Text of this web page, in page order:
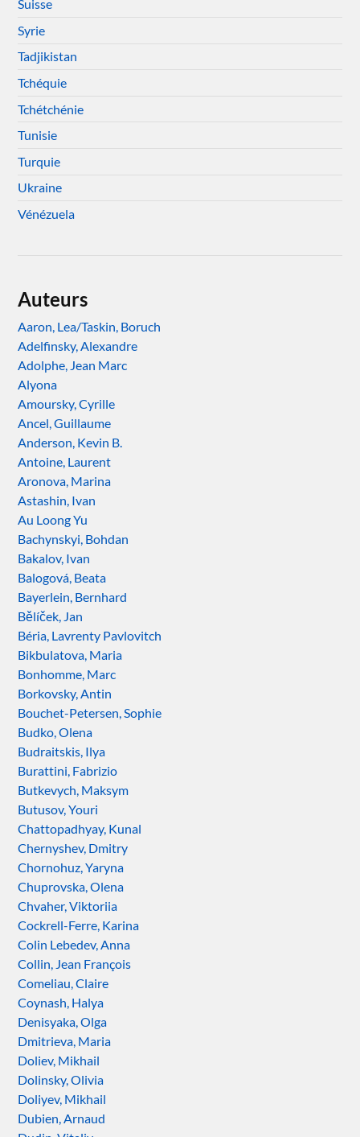
Suisse
Syrie
Tadjikistan
Tchéquie
Tchétchénie
Tunisie
Turquie
Ukraine
Vénézuela
Auteurs
Aaron, Lea/Taskin, Boruch
Adelfinsky, Alexandre
Adolphe, Jean Marc
Alyona
Amoursky, Cyrille
Ancel, Guillaume
Anderson, Kevin B.
Antoine, Laurent
Aronova, Marina
Astashin, Ivan
Au Loong Yu
Bachynskyi, Bohdan
Bakalov, Ivan
Balogová, Beata
Bayerlein, Bernhard
Bělíček, Jan
Béria, Lavrenty Pavlovitch
Bikbulatova, Maria
Bonhomme, Marc
Borkovsky, Antin
Bouchet-Petersen, Sophie
Budko, Olena
Budraitskis, Ilya
Burattini, Fabrizio
Butkevych, Maksym
Butusov, Youri
Chattopadhyay, Kunal
Chernyshev, Dmitry
Chornohuz, Yaryna
Chuprovska, Olena
Chvaher, Viktoriia
Cockrell-Ferre, Karina
Colin Lebedev, Anna
Collin, Jean François
Comeliau, Claire
Coynash, Halya
Denisyaka, Olga
Dmitrieva, Maria
Doliev, Mikhail
Dolinsky, Olivia
Doliyev, Mikhail
Dubien, Arnaud